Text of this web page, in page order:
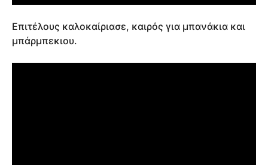
Επιτέλους καλοκαίριασε, καιρός για μπανάκια και
μπάρμπεκιου.